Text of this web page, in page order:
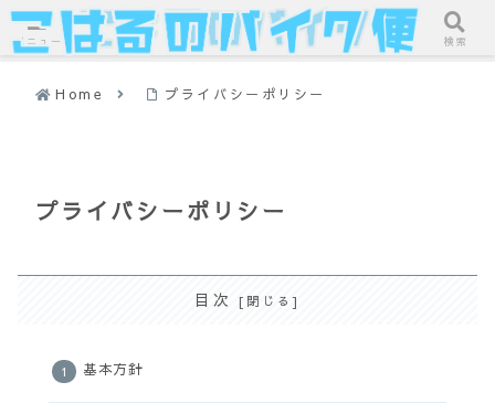
Home プライバシーポリシー
プライバシーポリシー
目次
基本方針
メニュー 検索